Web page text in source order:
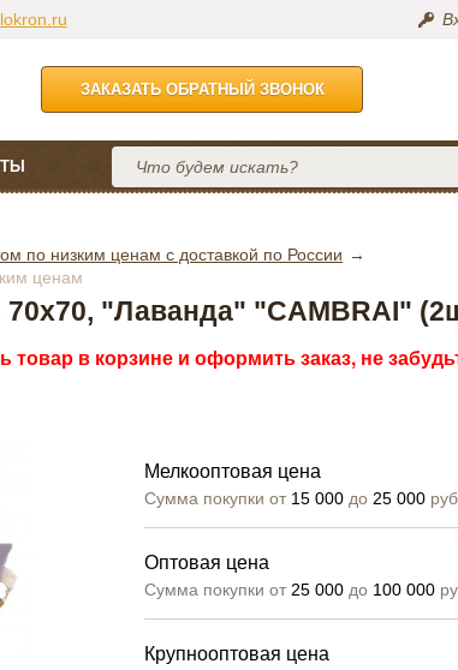
ЗАКАЗАТЬ ОБРАТНЫЙ ЗВОНОК
по низким ценам с доставкой по России
ценам
70х70, "Лаванда" "CAMBRAI"
товар в корзине и оформить заказ, не
Мелкооптовая цена
Сумма покупки от 15 000до 25 000руб.
Оптовая цена
Сумма покупки от 25 000до 100 000
Крупнооптовая цена